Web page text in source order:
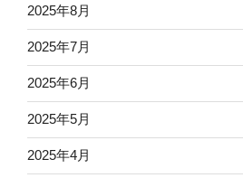
2025年8月
2025年7月
2025年6月
2025年5月
2025年4月